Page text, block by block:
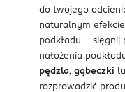
do twojego
naturalnym
podkładu - sięgnij
nałożenia
pędzla, gąbeczki
rozprowadzić